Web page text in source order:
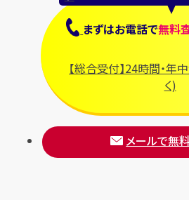
まずはお電話で無料
【総合受付】24時間・
く)
メールで無